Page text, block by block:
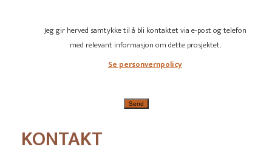
Jeg gir herved samtykke til å bli kontaktet via e-post og telefon
med relevant informasjon om dette prosjektet.
Se personvernpolicy
KONTAKT